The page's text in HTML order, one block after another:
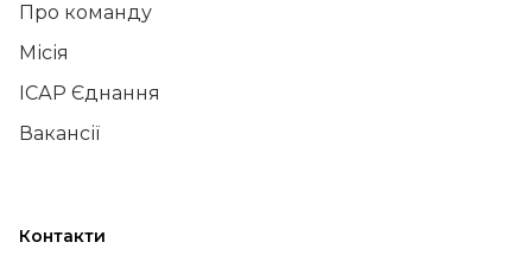
Про команду
Місія
ІСАР Єднання
Вакансії
Контакти